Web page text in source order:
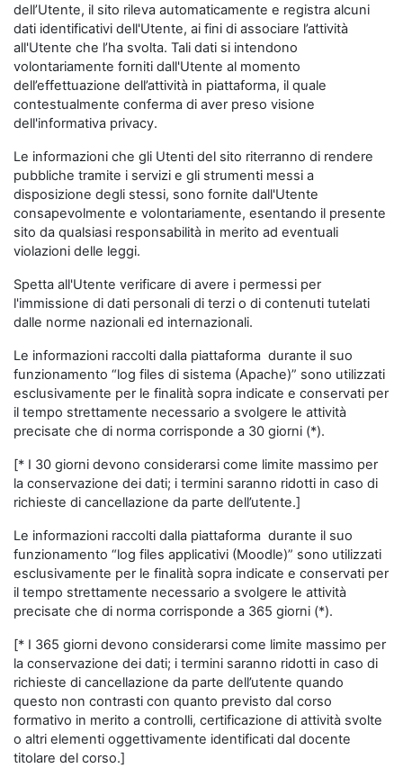
dell’Utente, il sito rileva automaticamente e registra alcuni
dati identificativi dell'Utente, ai fini di associare l’attività
all'Utente che l’ha svolta. Tali dati si intendono
volontariamente forniti dall'Utente al momento
dell’effettuazione dell’attività in piattaforma, il quale
contestualmente conferma di aver preso visione
dell'informativa privacy.
Le informazioni che gli Utenti del sito riterranno di rendere
pubbliche tramite i servizi e gli strumenti messi a
disposizione degli stessi, sono fornite dall'Utente
consapevolmente e volontariamente, esentando il presente
sito da qualsiasi responsabilità in merito ad eventuali
violazioni delle leggi.
Spetta all'Utente verificare di avere i permessi per
l'immissione di dati personali di terzi o di contenuti tutelati
dalle norme nazionali ed internazionali.
Le informazioni raccolti dalla piattaforma durante il suo
funzionamento “log files di sistema (Apache)” sono utilizzati
esclusivamente per le finalità sopra indicate e conservati per
il tempo strettamente necessario a svolgere le attività
precisate che di norma corrisponde a 30 giorni (*).
[* I 30 giorni devono considerarsi come limite massimo per
la conservazione dei dati; i termini saranno ridotti in caso di
richieste di cancellazione da parte dell’utente.]
Le informazioni raccolti dalla piattaforma durante il suo
funzionamento “log files applicativi (Moodle)” sono utilizzati
esclusivamente per le finalità sopra indicate e conservati per
il tempo strettamente necessario a svolgere le attività
precisate che di norma corrisponde a 365 giorni (*).
[* I 365 giorni devono considerarsi come limite massimo per
la conservazione dei dati; i termini saranno ridotti in caso di
richieste di cancellazione da parte dell’utente quando
questo non contrasti con quanto previsto dal corso
formativo in merito a controlli, certificazione di attività svolte
o altri elementi oggettivamente identificati dal docente
titolare del corso.]